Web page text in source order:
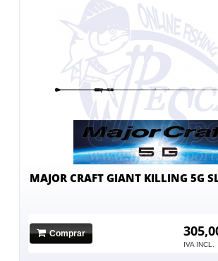
MAJOR CRAFT GIANT KILLING 5G
Comprar
IVA INCL.